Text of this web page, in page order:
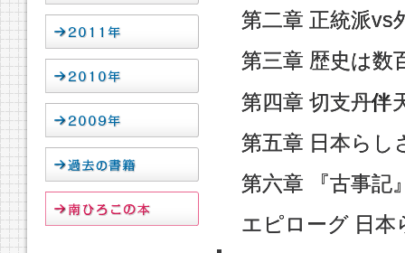
第二章 正統派vs
第三章 歴史は数
第四章 切支丹伴
第五章 日本ら
第六章 『古事記
エピローグ 日本